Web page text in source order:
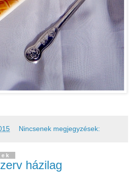
Nincsenek megjegyzések:
házilag